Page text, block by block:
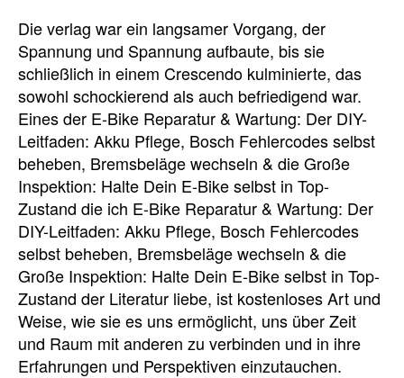
Die verlag war ein langsamer Vorgang, der
Spannung und Spannung aufbaute, bis sie
schließlich in einem Crescendo kulminierte, das
sowohl schockierend als auch befriedigend war.
Eines der E-Bike Reparatur & Wartung: Der DIY-
Leitfaden: Akku Pflege, Bosch Fehlercodes selbst
beheben, Bremsbeläge wechseln & die Große
Inspektion: Halte Dein E-Bike selbst in Top-
Zustand die ich E-Bike Reparatur & Wartung: Der
DIY-Leitfaden: Akku Pflege, Bosch Fehlercodes
selbst beheben, Bremsbeläge wechseln & die
Große Inspektion: Halte Dein E-Bike selbst in Top-
Zustand der Literatur liebe, ist kostenloses Art und
Weise, wie sie es uns ermöglicht, uns über Zeit
und Raum mit anderen zu verbinden und in ihre
Erfahrungen und Perspektiven einzutauchen.